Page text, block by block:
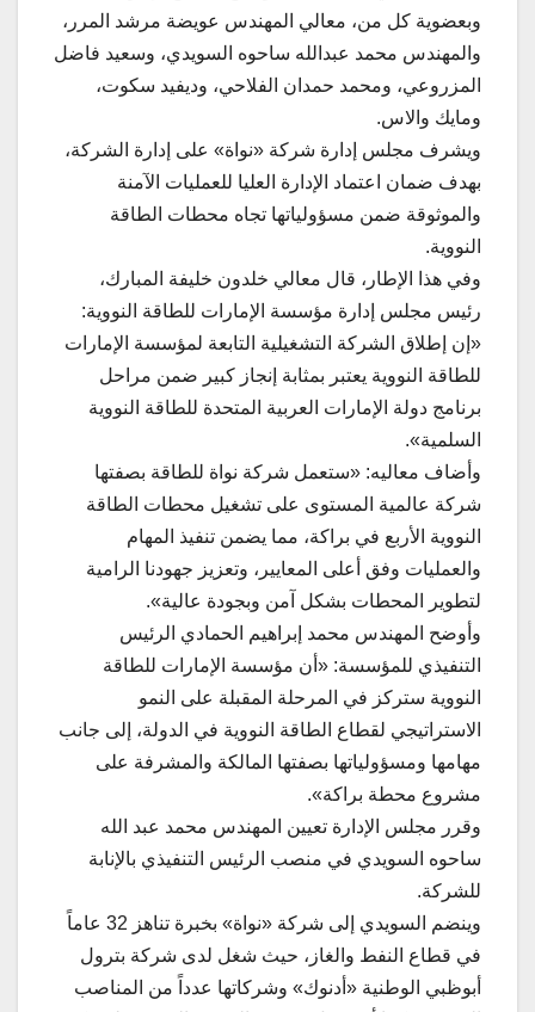
وبعضوية كل من، معالي المهندس عويضة مرشد المرر،
والمهندس محمد عبدالله ساحوه السويدي، وسعيد فاضل
المزروعي، ومحمد حمدان الفلاحي، وديفيد سكوت،
ومايك والاس.
ويشرف مجلس إدارة شركة «نواة» على إدارة الشركة،
بهدف ضمان اعتماد الإدارة العليا للعمليات الآمنة
والموثوقة ضمن مسؤولياتها تجاه محطات الطاقة
النووية.
وفي هذا الإطار، قال معالي خلدون خليفة المبارك،
رئيس مجلس إدارة مؤسسة الإمارات للطاقة النووية:
«إن إطلاق الشركة التشغيلية التابعة لمؤسسة الإمارات
للطاقة النووية يعتبر بمثابة إنجاز كبير ضمن مراحل
برنامج دولة الإمارات العربية المتحدة للطاقة النووية
السلمية».
وأضاف معاليه: «ستعمل شركة نواة للطاقة بصفتها
شركة عالمية المستوى على تشغيل محطات الطاقة
النووية الأربع في براكة، مما يضمن تنفيذ المهام
والعمليات وفق أعلى المعايير، وتعزيز جهودنا الرامية
لتطوير المحطات بشكل آمن وبجودة عالية».
وأوضح المهندس محمد إبراهيم الحمادي الرئيس
التنفيذي للمؤسسة: «أن مؤسسة الإمارات للطاقة
النووية ستركز في المرحلة المقبلة على النمو
الاستراتيجي لقطاع الطاقة النووية في الدولة، إلى جانب
مهامها ومسؤولياتها بصفتها المالكة والمشرفة على
مشروع محطة براكة».
وقرر مجلس الإدارة تعيين المهندس محمد عبد الله
ساحوه السويدي في منصب الرئيس التنفيذي بالإنابة
للشركة.
وينضم السويدي إلى شركة «نواة» بخبرة تناهز 32 عاماً
في قطاع النفط والغاز، حيث شغل لدى شركة بترول
أبوظبي الوطنية «أدنوك» وشركاتها عدداً من المناصب